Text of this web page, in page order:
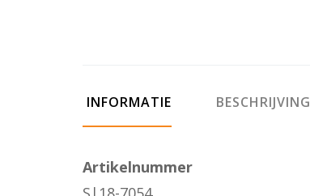
INFORMATIE BESCHRIJVING
Artikelnummer